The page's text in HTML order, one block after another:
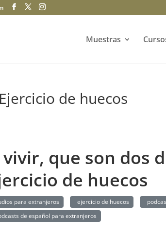
Muestras
de huecos
vivir, que son dos
de huecos
para extranjeros ejercicio de huecos
de español para extranjeros